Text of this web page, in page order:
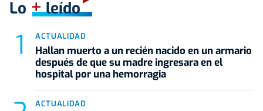
Lo +leído
ACTUALIDAD
Hallan muerto a un recién nacido en un armario
después de que su madre ingresara en el
hospital por una hemorragia
ACTUALIDAD